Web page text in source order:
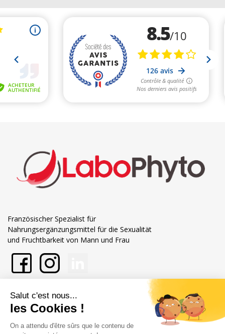
Französischer Spezialist für
Nahrungsergänzungsmittel für die Sexualität
und Fruchtbarkeit von Mann und Frau
Mehr über Labophyto
Unsere Verpflichtungen